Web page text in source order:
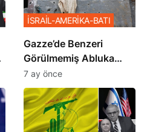
​​​​​​​Gazze’de Benzeri
Görülmemiş Abluka
Planı
İSRAİL-AMERİKA-BATI
7 ay önce